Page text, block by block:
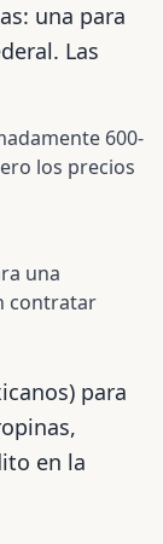
una para
Las
600-
los precios
una
contratar
para
en la